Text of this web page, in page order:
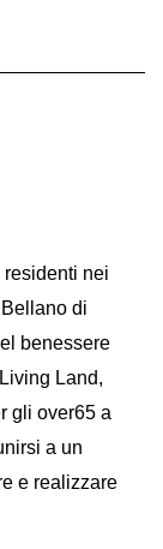
nei
di
benessere
Land,
gli over65 a
a un
e realizzare